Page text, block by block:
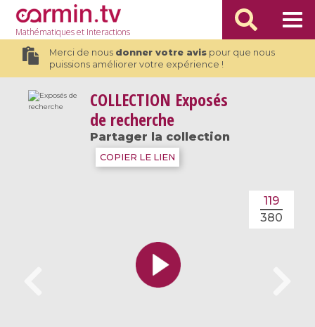
Mathématiqueset Interactions
Merci de nous donner votre avispour que nous
puissions améliorer votre expérience !
COLLECTION Exposés
de recherche
Partager la collection
COPIER LE LIEN
119
380